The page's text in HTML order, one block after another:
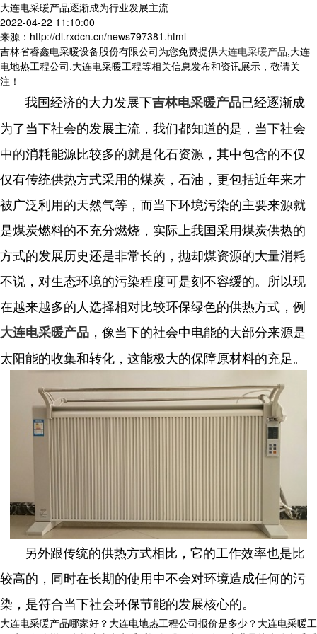
大连电采暖产品逐渐成为行业发展主流
2022-04-22 11:10:00
来源：http://dl.rxdcn.cn/news797381.html
吉林省睿鑫电采暖设备股份有限公司为您免费提供大连电采暖产品,大连
电地热工程公司,大连电采暖工程等相关信息发布和资讯展示，敬请关
注！
我国经济的大力发展下吉林电采暖产品已经逐渐成
为了当下社会的发展主流，我们都知道的是，当下社会
中的消耗能源比较多的就是化石资源，其中包含的不仅
仅有传统供热方式采用的煤炭，石油，更包括近年来才
被广泛利用的天然气等，而当下环境污染的主要来源就
是煤炭燃料的不充分燃烧，实际上我国采用煤炭供热的
方式的发展历史还是非常长的，抛却煤资源的大量消耗
不说，对生态环境的污染程度可是刻不容缓的。所以现
在越来越多的人选择相对比较环保绿色的供热方式，例
大连电采暖产品 ，像当下的社会中电能的大部分来源是
太阳能的收集和转化，这能极大的保障原材料的充足。
另外跟传统的供热方式相比，它的工作效率也是比
较高的，同时在长期的使用中不会对环境造成任何的污
染，是符合当下社会环保节能的发展核心的。
大连电采暖产品哪家好？大连电地热工程公司报价是多少？大连电采暖工